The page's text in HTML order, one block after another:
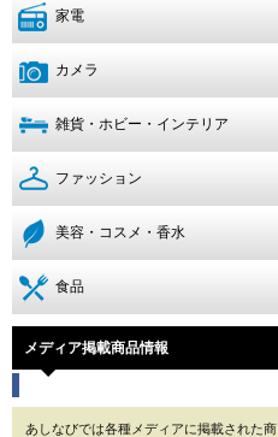
家電
カメラ
雑貨・ホビー・インテリア
ファッション
美容・コスメ・香水
食品
メディア掲載商品情報
あしなびでは各種メディアに掲載された商